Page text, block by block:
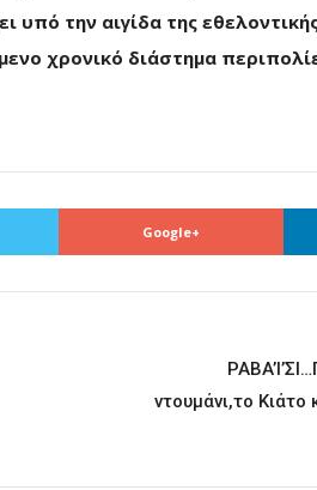
υπό την αιγίδα της
χρονικό διάστημα
Google+
ντουμάνι,το Κιάτο